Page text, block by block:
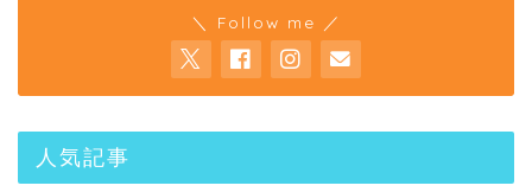
＼ Follow me ／
人気記事